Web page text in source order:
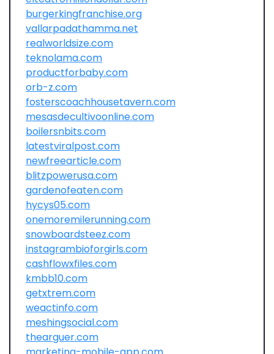
burgerkingfranchise.org
vallarpadathamma.net
realworldsize.com
teknolama.com
productforbaby.com
orb-z.com
fosterscoachhousetavern.com
mesasdecultivoonline.com
boilersnbits.com
latestviralpost.com
newfreearticle.com
blitzpowerusa.com
gardenofeaten.com
hycys05.com
onemoremilerunning.com
snowboardsteez.com
instagrambioforgirls.com
cashflowxfiles.com
kmbb10.com
getxtrem.com
weactinfo.com
meshingsocial.com
thearguer.com